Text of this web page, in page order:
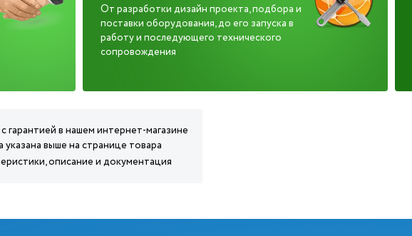
От разработки дизайн проекта, подбора и
поставки оборудования, до его запуска в
работу и последующего технического
сопровождения
в нашем интернет-магазине
выше на странице товара
описание и документация